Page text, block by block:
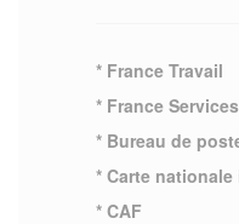
* France Travail
* France Services
* Bureau de
* Carte
* CAF